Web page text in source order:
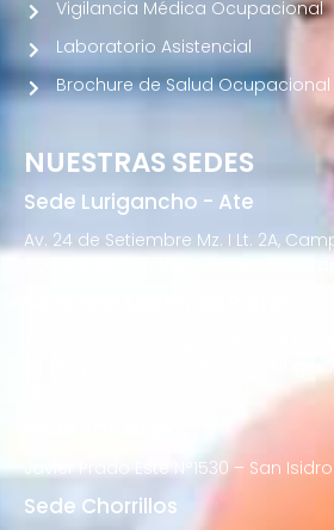
NUESTRAS SEDES
Sede Lurigancho - Ate
Av. 24 de Setiembre Mz. I Lt. 2A,
cuadra del Paradero Cabana,
Av. Francisco Bolognesi Nro. 101
02 (Esquina con Av. Gerardo Unger
Javier Prado Este N°1530 – San Isidro
Sede Chorrillos
Vigilancia Médica Ocupacional
Laboratorio Asistencial
Brochure de Salud Ocupacional